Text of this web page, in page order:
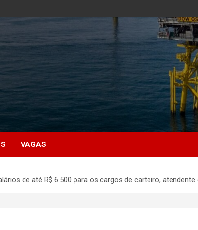
VAGAS
de até R$ 6.500 para os cargos de carteiro,